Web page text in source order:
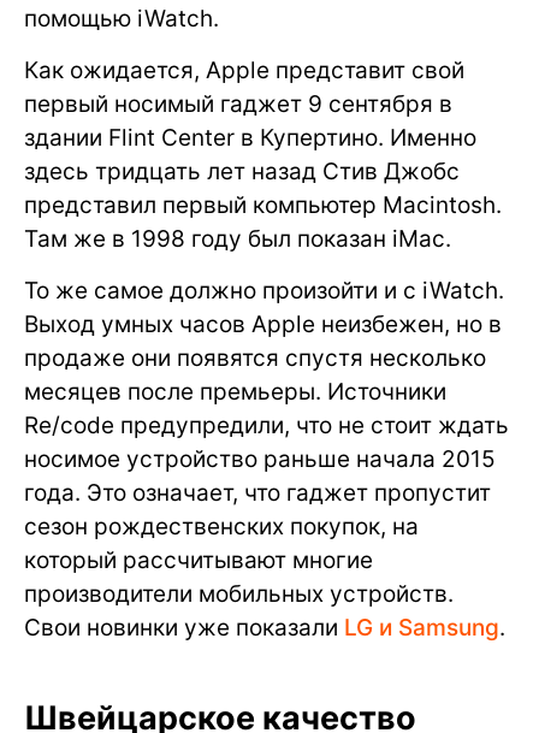
помощью iWatch.
Как ожидается, Apple представит свой
первый носимый гаджет 9 сентября в
здании Flint Center в Купертино. Именно
здесь тридцать лет назад Стив Джобс
представил первый компьютер Macintosh.
Там же в 1998 году был показан iMac.
То же самое должно произойти и с iWatch.
Выход умных часов Apple неизбежен, но в
продаже они появятся спустя несколько
месяцев после премьеры. Источники
Re/code предупредили, что не стоит ждать
носимое устройство раньше начала 2015
года. Это означает, что гаджет пропустит
сезон рождественских покупок, на
который рассчитывают многие
производители мобильных устройств.
Свои новинки уже показали LG и Samsung.
Швейцарское качество